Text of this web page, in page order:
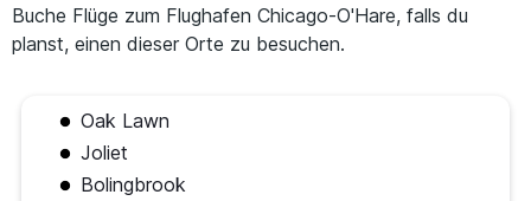
Buche Flüge zum Flughafen Chicago-O'Hare, falls du
planst, einen dieser Orte zu besuchen.
Oak Lawn
Joliet
Bolingbrook